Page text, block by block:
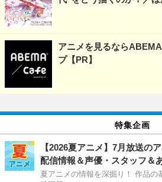
アニメを見るなら
プ【PR】
特集企画
【2026夏アニメ】7月放送の
配信情報＆声優・スタッフ＆
夏アニメの情報を深掘り！ 作品の